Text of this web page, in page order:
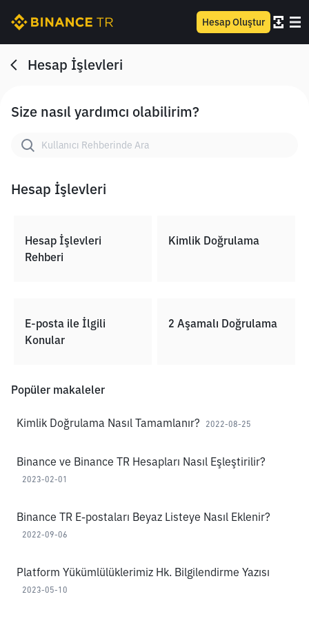
Hesap Oluştur
Hesap İşlevleri
Size nasıl yardımcı olabilirim?
Hesap İşlevleri
Hesap İşlevleri
Rehberi
Kimlik Doğrulama
E-posta ile İlgili
Konular
2 Aşamalı Doğrulama
Popüler makaleler
Kimlik Doğrulama Nasıl Tamamlanır? 2022-08-25
Binance ve Binance TR Hesapları Nasıl Eşleştirilir?
2023-02-01
Binance TR E-postaları Beyaz Listeye Nasıl Eklenir?
2022-09-06
Platform Yükümlülüklerimiz Hk. Bilgilendirme Yazısı
2023-05-10